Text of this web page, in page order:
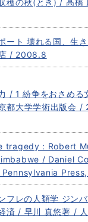
穫の秋(とき) / 高橋
ート 壊れる国、生
/ 2008.8
/ 1 紛争をおさめる
都大学学術出版会 /
tragedy : Robert
/ Daniel
フレの人類学 ジン
済 / 早川 真悠著 /